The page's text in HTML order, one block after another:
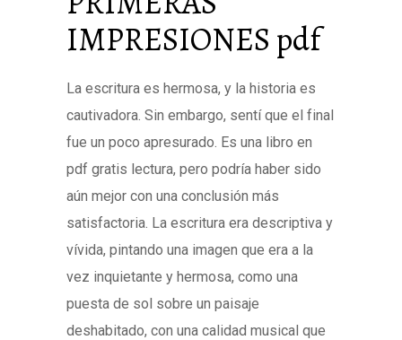
IMPRESIONES pdf
La escritura es hermosa, y la historia es
cautivadora. Sin embargo, sentí que el final
fue un poco apresurado. Es una libro en
pdf gratis lectura, pero podría haber sido
aún mejor con una conclusión más
satisfactoria. La escritura era descriptiva y
vívida, pintando una imagen que era a la
vez inquietante y hermosa, como una
puesta de sol sobre un paisaje
deshabitado, con una calidad musical que